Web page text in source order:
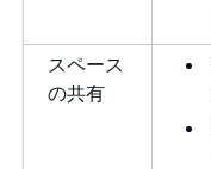
スペース
の共有